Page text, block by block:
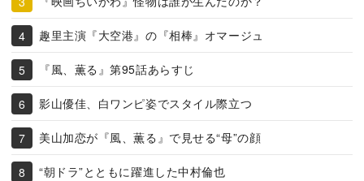
趣里主演『大空港』の『相棒』オマージュ
『風、薫る』第95話あらすじ
影山優佳、白ワンピ姿でスタイル際立つ
美山加恋が『風、薫る』で見せる“母”の顔
“朝ドラ”とともに躍進した中村倫也